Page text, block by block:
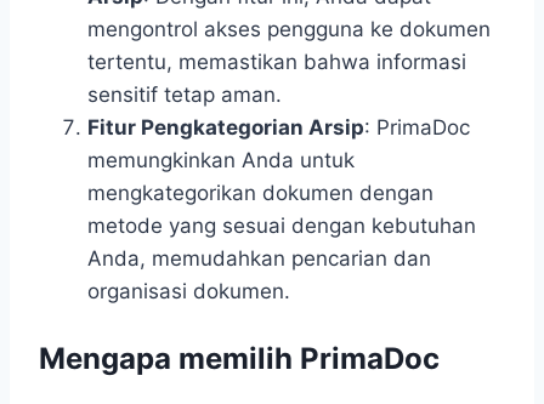
mengontrol akses pengguna ke dokumen
tertentu, memastikan bahwa informasi
sensitif tetap aman.
Fitur Pengkategorian Arsip: PrimaDoc
memungkinkan Anda untuk
mengkategorikan dokumen dengan
metode yang sesuai dengan kebutuhan
Anda, memudahkan pencarian dan
organisasi dokumen.
Mengapa memilih PrimaDoc